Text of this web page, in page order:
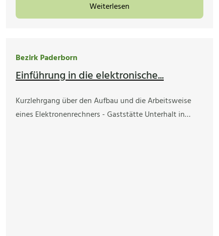
Weiterlesen
Bezirk Paderborn
Einführung in die elektronische...
Kurzlehrgang über den Aufbau und die Arbeitsweise
eines Elektronenrechners - Gaststätte Unterhalt in…